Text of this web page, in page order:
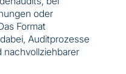
oder
Format
Auditprozesse
nachvollziehbarer